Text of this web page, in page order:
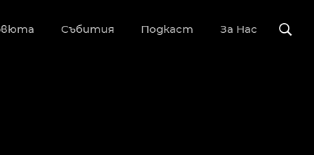
Събития Подкаст За Нас